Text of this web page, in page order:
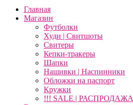
Главная
Магазин
Футболки
Худи | Свитшоты
Свитеры
Кепки-тракеры
Шапки
Нашивки | Наспинники
Обложки на паспорт
Кружки
!!! SALE | РАСПРОДАЖА